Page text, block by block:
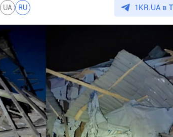
UA RU 1KR.UA в